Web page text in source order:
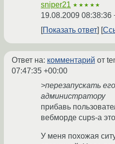
sniper21 ★★★★★
19.08.2009 08:38:36
Показать ответ
Ответ на: комментарий от
07:47:35 +00:00
>перезапускать
администратору
прибавь
вебморде cups-a
У меня похожая